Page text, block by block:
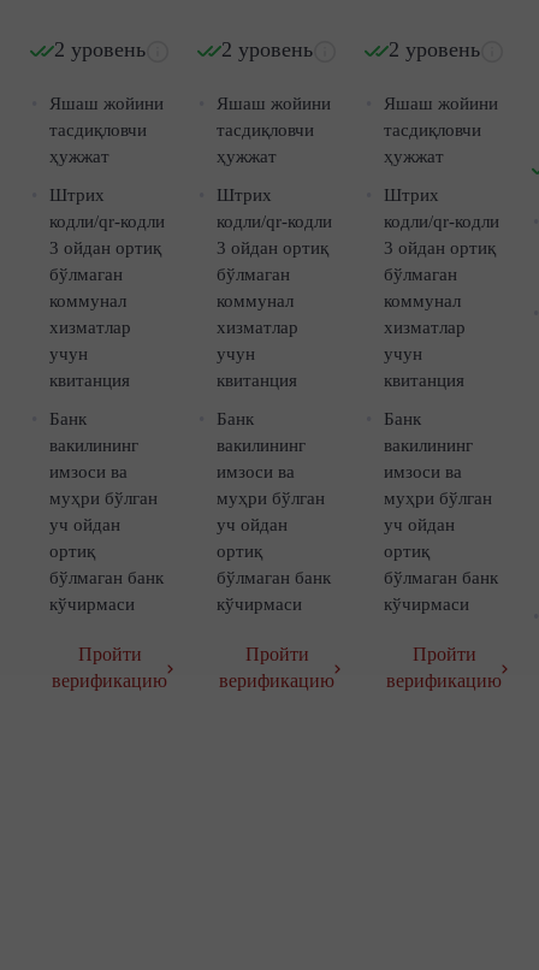
2 уровень
Яшаш жойини
тасдиқловчи
ҳужжат
Штрих
кодли/qr-кодли
3 ойдан ортиқ
бўлмаган
коммунал
хизматлар
учун
квитанция
Банк
вакилининг
имзоси ва
муҳри бўлган
уч ойдан
ортиқ
бўлмаган банк
кўчирмаси
Пройти
верификацию
2 уровень
Яшаш жойини
тасдиқловчи
ҳужжат
Штрих
кодли/qr-кодли
3 ойдан ортиқ
бўлмаган
коммунал
хизматлар
учун
квитанция
Банк
вакилининг
имзоси ва
муҳри бўлган
уч ойдан
ортиқ
бўлмаган банк
кўчирмаси
Пройти
верификацию
2 уровень
Яшаш жойини
тасдиқловчи
ҳужжат
Штрих
кодли/qr-кодли
3 ойдан ортиқ
бўлмаган
коммунал
хизматлар
учун
квитанция
Банк
вакилининг
имзоси ва
муҳри бўлган
уч ойдан
ортиқ
бўлмаган банк
кўчирмаси
Пройти
верификацию